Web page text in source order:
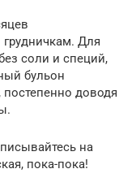
Для
соли и специй,
бульон
доводя
на
пока-пока!